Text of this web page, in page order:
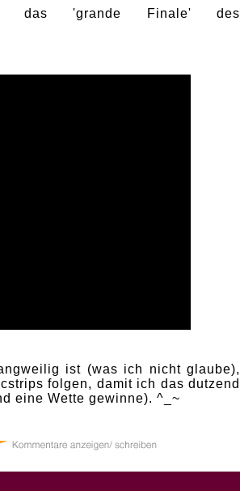
'grande Finale' des
ist (was ich nicht glaube),
folgen, damit ich das dutzend
eine Wette gewinne). ^_~